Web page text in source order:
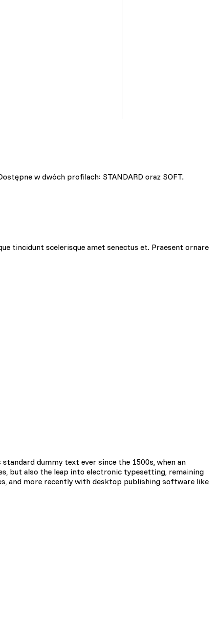
w dwóch profilach: STANDARD oraz SOFT.
tincidunt scelerisque amet senectus et. Praesent ornare
dummy text ever since the 1500s, when an
but also the leap into electronic typesetting, remaining
and more recently with desktop publishing software like
i analizować ruch w
ciasteczek.